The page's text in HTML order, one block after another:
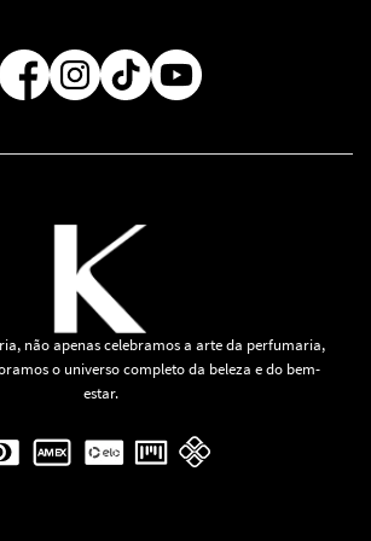
não apenas celebramos a arte da perfumaria,
o universo completo da beleza e do bem-
estar.